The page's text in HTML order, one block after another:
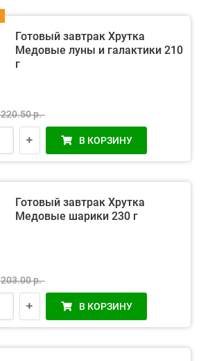
Готовый завтрак Хрутка
Медовые луны и галактики 210
г
220.50 р.
В КОРЗИНУ
Готовый завтрак Хрутка
Медовые шарики 230 г
203.00 р.
В КОРЗИНУ